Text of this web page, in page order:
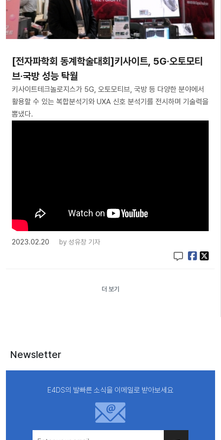
[전자파학회 동계학술대회]키사이트, 5G·오토모티
브·국방 성능 탁월
키사이트테크놀로지스가 5G, 오토모티브, 국방 등 다양한 분야에서
활용할 수 있는 복합분석기와 UXA 신호 분석기를 전시하며 기술력을
뽐냈다.
2023.02.20 by 성유창 기자
더 보기
Newsletter
E4DS의 발빠른 소식을 이메일로 받아보세요